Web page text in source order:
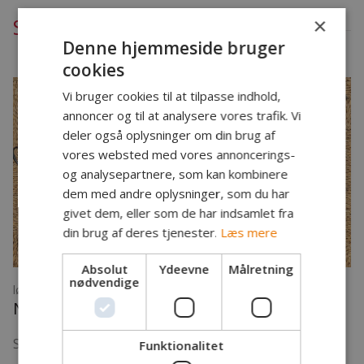
Seneste nyheder - Junior afdeling
lørdag den 4. juli 2026
Ny sponsorgave til ”Smoltene”
Se de mange rare sager på de to fotos!
×
Denne hjemmeside bruger
cookies
Vi bruger cookies til at tilpasse indhold,
annoncer og til at analysere vores trafik. Vi
deler også oplysninger om din brug af
vores websted med vores annoncerings-
og analysepartnere, som kan kombinere
dem med andre oplysninger, som du har
givet dem, eller som de har indsamlet fra
din brug af deres tjenester. Læs mere
Absolut
nødvendige
Ydeevne Målretning
Funktionalitet